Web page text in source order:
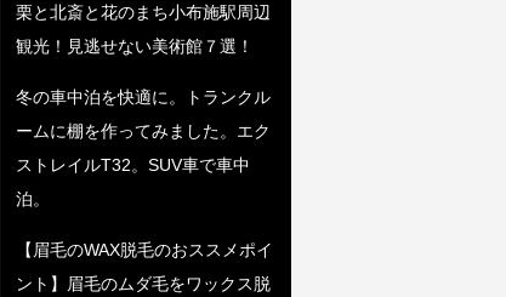
栗と北斎と花のまち小布施駅周辺
観光！見逃せない美術館７選！
冬の車中泊を快適に。トランクル
ームに棚を作ってみました。エク
ストレイルT32。SUV車で車中
泊。
【眉毛のWAX脱毛のおススメポイ
ント】眉毛のムダ毛をワックス脱